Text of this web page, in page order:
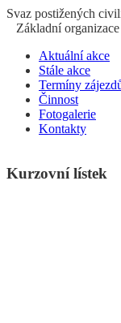
Svaz postižených c
Základní
Aktuální akce
Stále akce
Termíny
Činnost
Fotogalerie
Kontakty
Kurzovní lístek